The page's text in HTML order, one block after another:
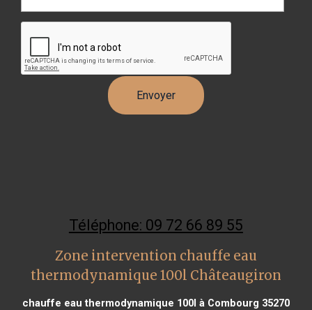
Téléphone: 09 72 66 89 55
Zone intervention chauffe eau
thermodynamique 100l Châteaugiron
chauffe eau thermodynamique 100l à Combourg 35270